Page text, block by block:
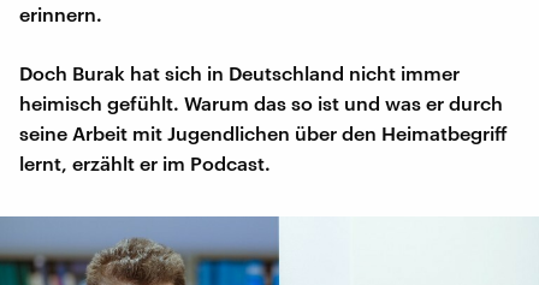
erinnern.
Doch Burak hat sich in Deutschland nicht immer
heimisch gefühlt. Warum das so ist und was er durch
seine Arbeit mit Jugendlichen über den Heimatbegriff
lernt, erzählt er im Podcast.